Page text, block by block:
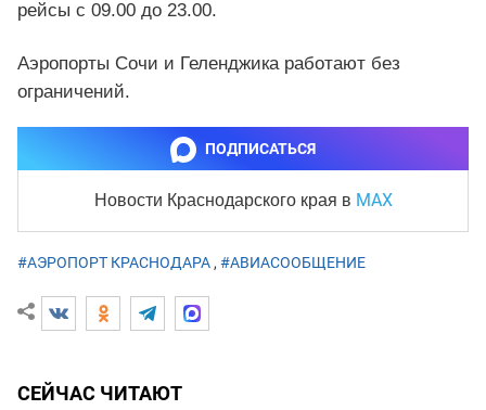
рейсы с 09.00 до 23.00.
Аэропорты Сочи и Геленджика работают без
ограничений.
ПОДПИСАТЬСЯ
Новости Краснодарского края в MAX
#АЭРОПОРТ КРАСНОДАРА , #АВИАСООБЩЕНИЕ
СЕЙЧАС ЧИТАЮТ